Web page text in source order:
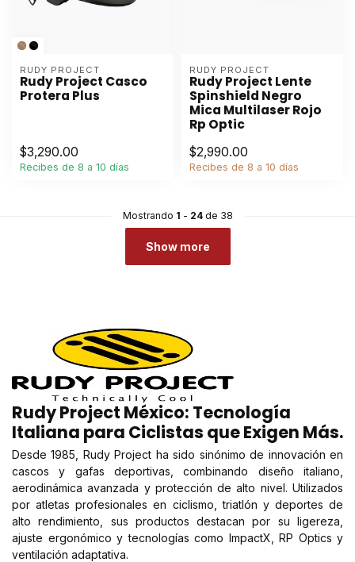
RUDY PROJECT
Rudy Project Casco
Protera Plus
$3,290.00
Recibes de 8 a 10 días
RUDY PROJECT
Rudy Project Lente
Spinshield Negro
Mica Multilaser Rojo
Rp Optic
$2,990.00
Recibes de 8 a 10 días
Mostrando 1 - 24de 38
Show more
Rudy Project México: Tecnología
Italiana para Ciclistas que Exigen Más.
Desde 1985, Rudy Project ha sido sinónimo de innovación en
cascos y gafas deportivas, combinando diseño italiano,
aerodinámica avanzada y protección de alto nivel. Utilizados
por atletas profesionales en ciclismo, triatlón y deportes de
alto rendimiento, sus productos destacan por su ligereza,
ajuste ergonómico y tecnologías como ImpactX, RP Optics y
ventilación adaptativa.